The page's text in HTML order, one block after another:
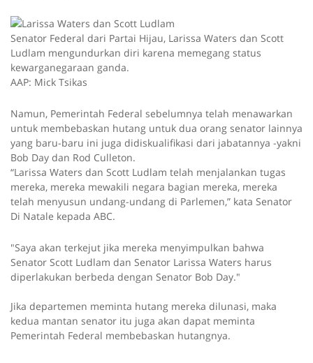
Senator Federal dari Partai Hijau, Larissa Waters dan Scott
Ludlam mengundurkan diri karena memegang status
kewarganegaraan ganda.
AAP: Mick Tsikas
Namun, Pemerintah Federal sebelumnya telah menawarkan
untuk membebaskan hutang untuk dua orang senator lainnya
yang baru-baru ini juga didiskualifikasi dari jabatannya -yakni
Bob Day dan Rod Culleton.
“Larissa Waters dan Scott Ludlam telah menjalankan tugas
mereka, mereka mewakili negara bagian mereka, mereka
telah menyusun undang-undang di Parlemen,” kata Senator
Di Natale kepada ABC.
"Saya akan terkejut jika mereka menyimpulkan bahwa
Senator Scott Ludlam dan Senator Larissa Waters harus
diperlakukan berbeda dengan Senator Bob Day."
Jika departemen meminta hutang mereka dilunasi, maka
kedua mantan senator itu juga akan dapat meminta
Pemerintah Federal membebaskan hutangnya.